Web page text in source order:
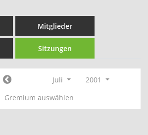
Mitglieder
Sitzungen
Juli
2001
Gremium auswählen